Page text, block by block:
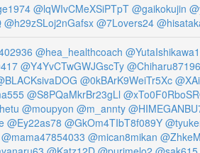
@lqWIvCMeXSiPTpT @gaikokujin
@h29zSLoj2nGafsx @7Lovers24
@hea_healthcoach
@Y4YvCTwGWJGscTy
@0kBArK9WeiTr5Xc
@S8PQaMkrBr23gLl
@moupyon @m_annty
@Ey22as78 @GkOm4TIbT8f089Y
@mama47854033 @mican8mikan